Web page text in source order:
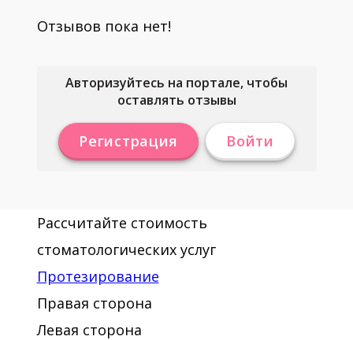
Отзывов пока нет!
Авторизуйтесь на портале, чтобы
оставлять отзывы
Регистрация Войти
Рассчитайте стоимость
стоматологических услуг
Протезирование
Правая сторона
Левая сторона